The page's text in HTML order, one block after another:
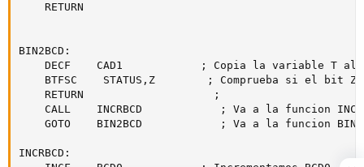
    RETURN
BIN2BCD:
DECF    CAD1            ; Copia la variable T al
BTFSC    STATUS,Z        ; Comprueba si el bit Z
    RETURN                    ;
CALL    INCRBCD            ; Va a la funcion
GOTO    BIN2BCD            ; Va a la funcion
INCRBCD: